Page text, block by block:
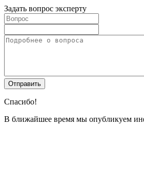
Задать вопрос эксперту
Спасибо!
В ближайшее время мы опубликуем